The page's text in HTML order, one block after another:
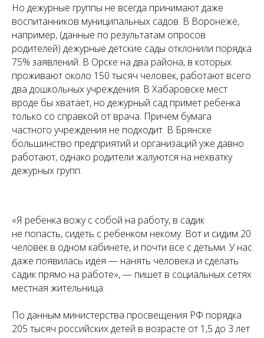
Но дежурные группы не всегда принимают даже
воспитанников муниципальных садов. В Воронеже,
например, (данные по результатам опросов
родителей) дежурные детские сады отклонили порядка
75% заявлений. В Орске на два района, в которых
проживают около 150 тысяч человек, работают всего
два дошкольных учреждения. В Хабаровске мест
вроде бы хватает, но дежурный сад примет ребенка
только со справкой от врача. Причем бумага
частного учреждения не подходит. В Брянске
большинство предприятий и организаций уже давно
работают, однако родители жалуются на нехватку
дежурных групп.
«Я ребенка вожу с собой на работу, в садик
не попасть, сидеть с ребенком некому. Вот и сидим 20
человек в одном кабинете, и почти все с детьми. У нас
даже появилась идея — нанять человека и сделать
садик прямо на работе», — пишет в социальных сетях
местная жительница.
По данным министерства просвещения РФ порядка
205 тысяч российских детей в возрасте от 1,5 до 3 лет